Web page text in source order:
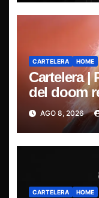
CARTELERA HOME
Cartelera |
del doom
última
AGO 8, 2026
CARTELERA HOME